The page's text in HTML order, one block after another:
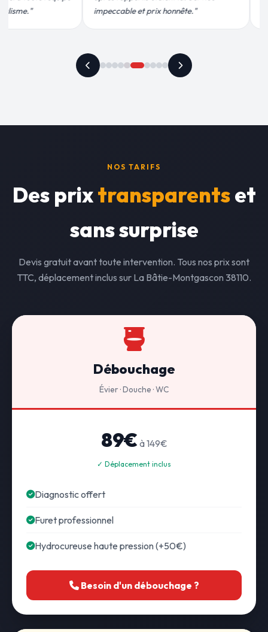
recommande vivement."
NOS TARIFS
Des prixtransparentset
sans surprise
Devis gratuit avant toute intervention. Tous nos prix sont
TTC, déplacement inclus sur La Bâtie-Montgascon 38110.
Débouchage
Évier · Douche · WC
89€ à 149€
✓ Déplacement inclus
Diagnostic offert
Furet professionnel
Hydrocureuse haute pression (+50€)
Besoin d'un débouchage ?